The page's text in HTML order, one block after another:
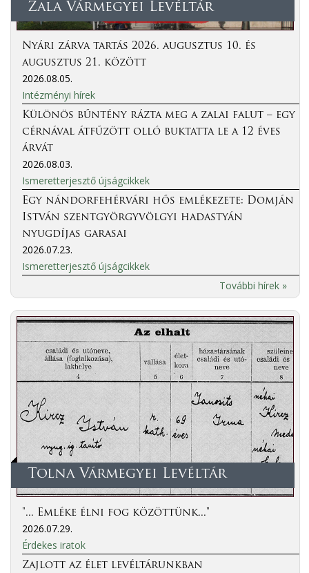
Zala Vármegyei Levéltár
Nyári zárva tartás 2026. augusztus 10. és
augusztus 21. között
2026.08.05.
Intézményi hírek
Különös bűntény rázta meg a zalai falut – egy
cérnával átfűzött olló buktatta le a 12 éves
árvát
2026.08.03.
Ismeretterjesztő újságcikkek
Egy nándorfehérvári hős emlékezete: Domján
István szentgyörgyvölgyi hadastyán
nyugdíjas garasai
2026.07.23.
Ismeretterjesztő újságcikkek
További hírek »
Tolna Vármegyei Levéltár
"... Emléke élni fog közöttünk..."
2026.07.29.
Érdekes iratok
Zajlott az élet levéltárunkban